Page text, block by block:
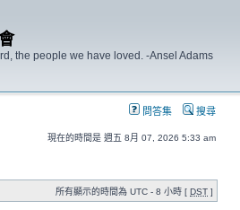
the people we have loved. -Ansel Adams
問答集 搜尋
現在的時間是 週五 8月 07, 2026 5:33 am
所有顯示的時間為 UTC - 8 小時 [ DST ]